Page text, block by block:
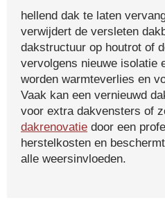
hellend dak te laten
verwijdert de versleten
dakstructuur op houtrot of
vervolgens nieuwe isolatie
worden warmteverlies en
Vaak kan een vernieuwd
voor extra dakvensters of
dakrenovatie door een
herstelkosten en
alle weersinvloeden.